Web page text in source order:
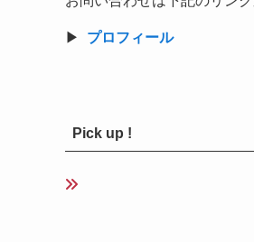
▶︎ プロフィール
Pick up !